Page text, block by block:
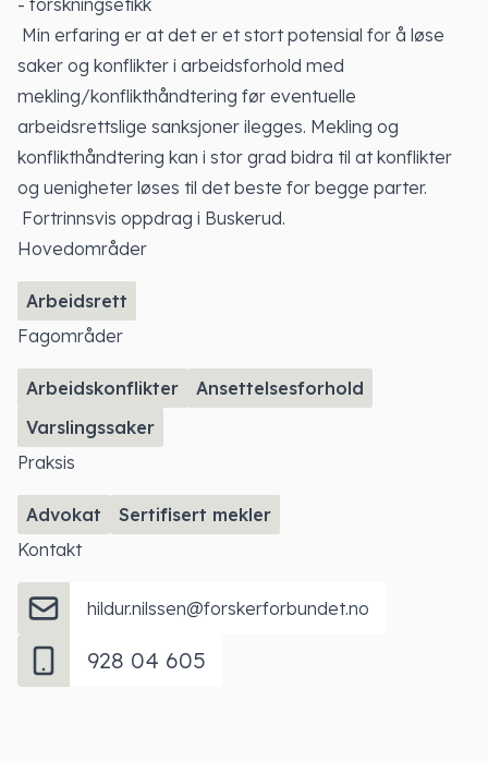
- forskningsetikk
Min erfaring er at det er et stort potensial for å løse
saker og konflikter i arbeidsforhold med
mekling/konflikthåndtering før eventuelle
arbeidsrettslige sanksjoner ilegges. Mekling og
konflikthåndtering kan i stor grad bidra til at konflikter
og uenigheter løses til det beste for begge parter.
Fortrinnsvis oppdrag i Buskerud.
Hovedområder
Arbeidsrett
Fagområder
Arbeidskonflikter
Ansettelsesforhold
Varslingssaker
Praksis
Advokat
Sertifisert mekler
Kontakt
hildur.nilssen@forskerforbundet.no
928 04 605